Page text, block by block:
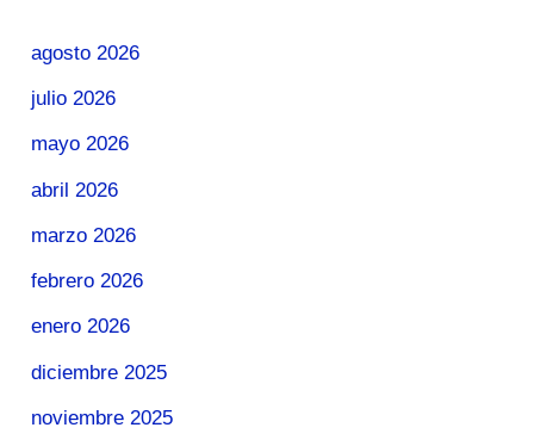
agosto 2026
julio 2026
mayo 2026
abril 2026
marzo 2026
febrero 2026
enero 2026
diciembre 2025
noviembre 2025